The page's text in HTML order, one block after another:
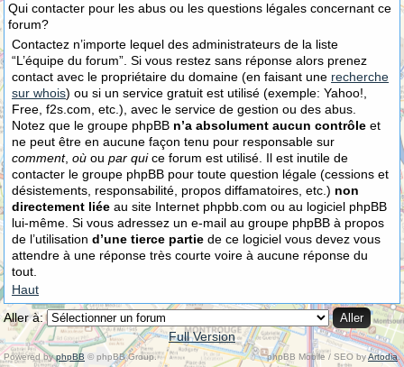
Qui contacter pour les abus ou les questions légales concernant ce
forum?
Contactez n’importe lequel des administrateurs de la liste
“L’équipe du forum”. Si vous restez sans réponse alors prenez
contact avec le propriétaire du domaine (en faisant une recherche
sur whois) ou si un service gratuit est utilisé (exemple: Yahoo!,
Free, f2s.com, etc.), avec le service de gestion ou des abus.
Notez que le groupe phpBB n’a absolument aucun contrôle et
ne peut être en aucune façon tenu pour responsable sur
comment, où ou par quice forum est utilisé. Il est inutile de
contacter le groupe phpBB pour toute question légale (cessions et
désistements, responsabilité, propos diffamatoires, etc.) non
directement liée au site Internet phpbb.com ou au logiciel phpBB
lui-même. Si vous adressez un e-mail au groupe phpBB à propos
de l’utilisation d’une tierce partie de ce logiciel vous devez vous
attendre à une réponse très courte voire à aucune réponse du
tout.
Haut
Aller à:
Full Version
Powered byphpBB © phpBB Group. phpBB Mobile / SEO byArtodia.